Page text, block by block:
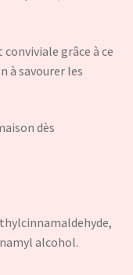
grâce à ce
à savourer les
dès
alcohol.